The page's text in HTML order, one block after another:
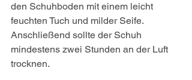
den Schuhboden mit einem leicht
feuchten Tuch und milder Seife.
Anschließend sollte der Schuh
mindestens zwei Stunden an der Luft
trocknen.